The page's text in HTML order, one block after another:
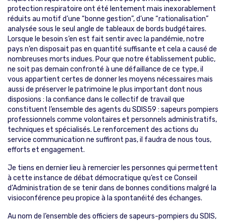
protection respiratoire ont été lentement mais inexorablement
réduits au motif d’une “bonne gestion”, d’une “rationalisation”
analysée sous le seul angle de tableaux de bords budgétaires.
Lorsque le besoin s’en est fait sentir avec la pandémie, notre
pays n’en disposait pas en quantité suffisante et cela a causé de
nombreuses morts indues. Pour que notre établissement public,
ne soit pas demain confronté à une défaillance de ce type, il
vous appartient certes de donner les moyens nécessaires mais
aussi de préserver le patrimoine le plus important dont nous
disposions : la confiance dans le collectif de travail que
constituent l’ensemble des agents du SDIS59 : sapeurs pompiers
professionnels comme volontaires et personnels administratifs,
techniques et spécialisés. Le renforcement des actions du
service communication ne suffiront pas, il faudra de nous tous,
efforts et engagement.
Je tiens en dernier lieu à remercier les personnes qui permettent
à cette instance de débat démocratique qu’est ce Conseil
d’Administration de se tenir dans de bonnes conditions malgré la
visioconférence peu propice à la spontanéité des échanges.
Au nom de l’ensemble des officiers de sapeurs-pompiers du SDIS,